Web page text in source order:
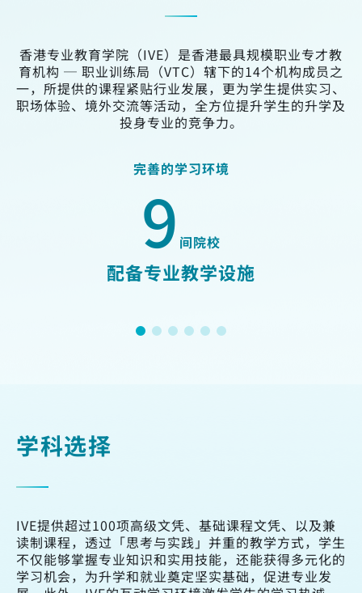
香港专业教育学院（IVE）是香港最具规模职业专才教
育机构 ─ 职业训练局（VTC）辖下的14个机构成员之
一，所提供的课程紧贴行业发展，更为学生提供实习、
职场体验、境外交流等活动，全方位提升学生的升学及
投身专业的竞争力。
完善的学习环境
9 间院校
配备专业教学设施
学科选择
IVE提供超过100项高级文凭、基础课程文凭、以及兼
读制课程，透过「思考与实践」并重的教学方式，学生
不仅能够掌握专业知识和实用技能，还能获得多元化的
学习机会，为升学和就业奠定坚实基础，促进专业发